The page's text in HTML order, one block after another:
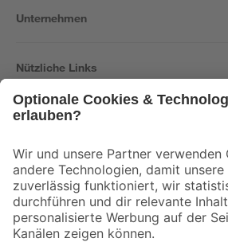
Unternehmen
Nützliche Links
Der toom Newsletter: Keine Angebote und
Zur Newsletter Anmeldung
Folge uns